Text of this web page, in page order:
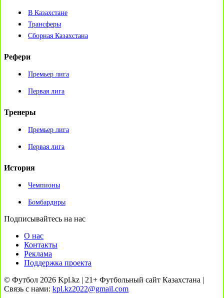
В Казахстане
Трансферы
Сборная Казахстана
Рефери
Премьер лига
Первая лига
Тренеры
Премьер лига
Первая лига
История
Чемпионы
Бомбардиры
Подписывайтесь на нас
О нас
Контакты
Реклама
Поддержка проекта
© Футбол 2026 Kpl.kz | 21+ Футбольный сайт Казахстана |
Связь с нами: kpl.kz2022@gmail.com